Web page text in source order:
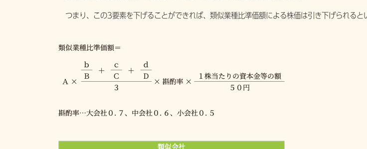
つまり、この3要素を下げることができれば、類似業種比準価額による株価は引き下げられると